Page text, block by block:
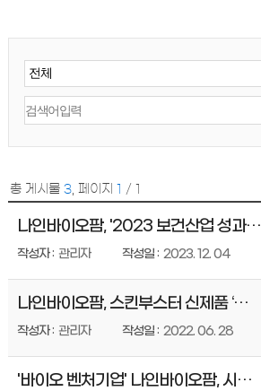
총 게시물 3, 페이지 / 1
나인바이오팜, '2023 보건산업 성과교류회'서 '보건복지부 장관상' 수상
관리자 2023. 12. 04
나인바이오팜, 스킨부스터 신제품 ‘리제닌’ 출시
관리자 2022. 06. 28
'바이오 벤처기업' 나인바이오팜, 시리즈A 투자유치...80억 규모